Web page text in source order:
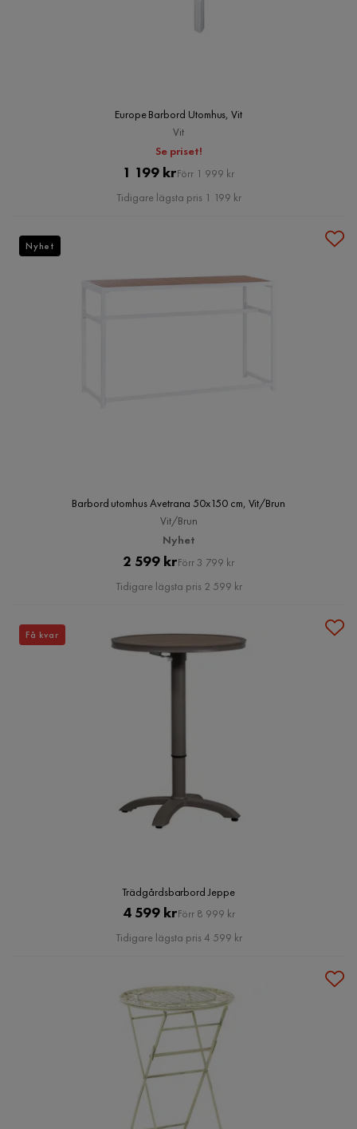
Europe Barbord Utomhus, Vit
Vit
Se priset!
Pris
1 199 krOriginal
Pris
Förr 1 999 kr
Tidigare lägsta pris 1 199 kr
Barbord utomhus Avetrana 50x150 cm, Vit/Brun
Vit/Brun
Nyhet
Pris
2 599 krOriginal
Pris
Förr 3 799 kr
Tidigare lägsta pris 2 599 kr
Nyhet
Trädgårdsbarbord Jeppe
Pris
4 599 krOriginal
Pris
Förr 8 999 kr
Tidigare lägsta pris 4 599 kr
Få kvar